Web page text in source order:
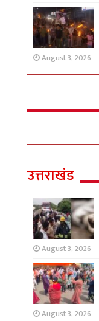
August 3, 2026
उत्तराखंड
August 3, 2026
August 3, 2026